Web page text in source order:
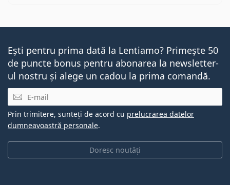
Ești pentru prima dată la Lentiamo? Primește 50
de puncte bonus pentru abonarea la newsletter-
ul nostru și alege un cadou la prima comandă.
E-mail
Doresc noutăți
Prin trimitere, sunteți de acord cu prelucrarea datelor
dumneavoastră personale.